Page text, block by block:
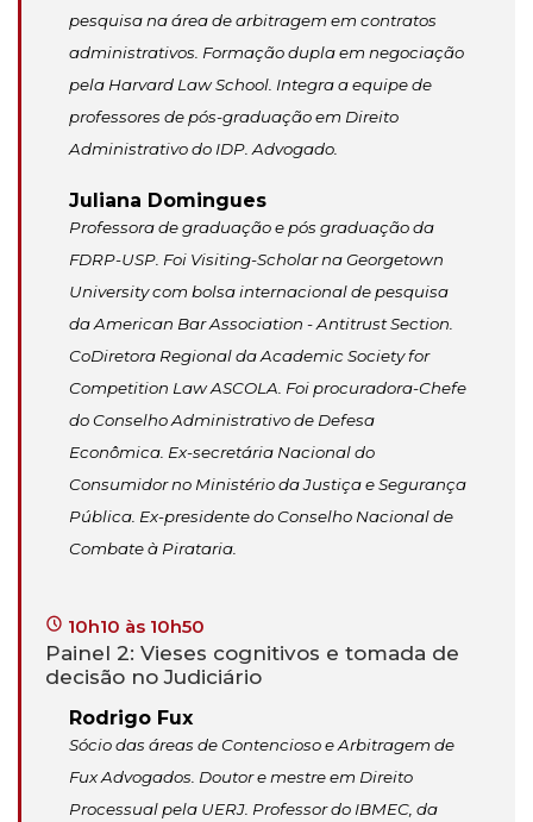
pesquisa na área de arbitragem em contratos
administrativos. Formação dupla em negociação
pela Harvard Law School. Integra a equipe de
professores de pós-graduação em Direito
Administrativo do IDP. Advogado.
Juliana Domingues
Professora de graduação e pós graduação da
FDRP-USP. Foi Visiting-Scholar na Georgetown
University com bolsa internacional de pesquisa
da American Bar Association - Antitrust Section.
CoDiretora Regional da Academic Society for
Competition Law ASCOLA. Foi procuradora-Chefe
do Conselho Administrativo de Defesa
Econômica. Ex-secretária Nacional do
Consumidor no Ministério da Justiça e Segurança
Pública. Ex-presidente do Conselho Nacional de
Combate à Pirataria.
10h10 às 10h50
Painel 2: Vieses cognitivos e tomada de
decisão no Judiciário
Rodrigo Fux
Sócio das áreas de Contencioso e Arbitragem de
Fux Advogados. Doutor e mestre em Direito
Processual pela UERJ. Professor do IBMEC, da